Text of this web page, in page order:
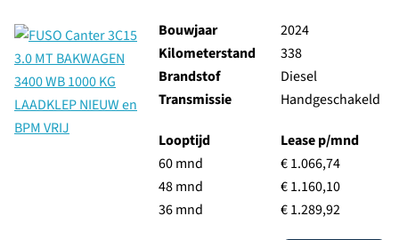
Bouwjaar
2024
Kilometerstand
338
Brandstof
Diesel
Transmissie
Handgeschakeld
Looptijd
60 mnd
48 mnd
36 mnd
Lease p/mnd
€ 1.066,74
€ 1.160,10
€ 1.289,92